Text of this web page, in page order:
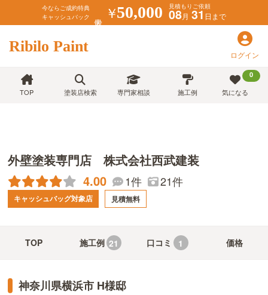
今ならご成約特典
キャッシュバック
￥50,000 見積もりご依頼
08月 31日まで
Ribilo Paint ログイン
TOP 塗装店検索 専門家相談 施工例
0
気になる
外壁塗装専門店 株式会社西武建装
4.00 1件 21件
キャッシュバッグ対象店 見積無料
TOP 施工例 21 口コミ 1 価格
神奈川県横浜市 H様邸